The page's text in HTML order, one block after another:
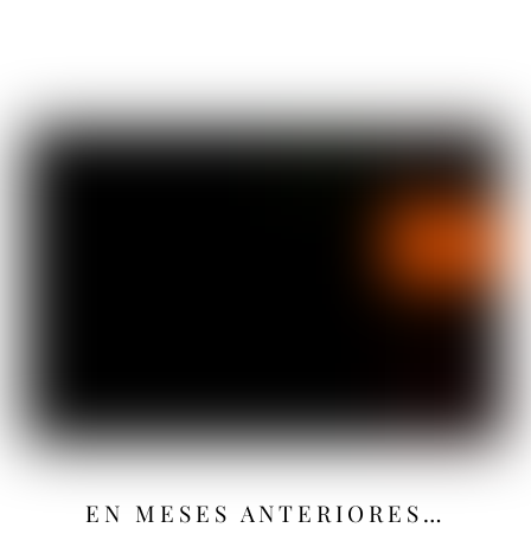
EN MESES ANTERIORES…